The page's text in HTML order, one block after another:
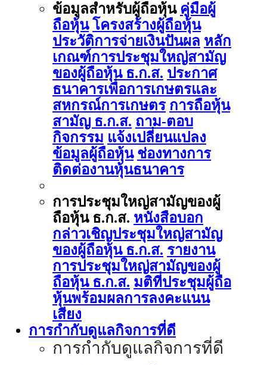
ข้อมูลสำหรับผู้ถือหุ้น คู่มือผู้
ถือหุ้น โครงสร้างผู้ถือหุ้น
ประวัติการจ่ายเงินปันผล หลัก
เกณฑ์การประชุมใหญ่สามัญ
ของผู้ถือหุ้น ธ.ก.ส. ประกาศ
ธนาคารเพื่อการเกษตรและ
สหกรณ์การเกษตร การถือหุ้น
สามัญ ธ.ก.ส. ถาม-ตอบ
กิจกรรม แจ้งเปลี่ยนแปลง
ข้อมูลผู้ถือหุ้น ช่องทางการ
ติดต่องานหุ้นธนาคาร
การประชุมใหญ่สามัญของผู้
ถือหุ้น ธ.ก.ส. หนังสือบอก
กล่าวเชิญประชุมใหญ่สามัญ
ของผู้ถือหุ้น ธ.ก.ส. รายงาน
การประชุมใหญ่สามัญของผู้
ถือหุ้น ธ.ก.ส. มติที่ประชุมผู้ถือ
หุ้นพร้อมผลการลงคะแนน
เสียง
การกำกับดูแลกิจการที่ดี
การกำกับดูแลกิจการที่ดี